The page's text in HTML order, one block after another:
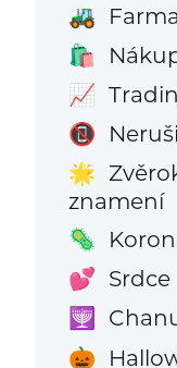
🚜 Farma
🛍️
📈
📵
🌟
znamení
🦠
💕 Srdce
🕎
🎃